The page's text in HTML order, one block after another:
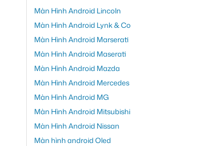
Màn Hình Android Lincoln
Màn Hình Android Lynk & Co
Màn Hình Android Marserati
Màn Hình Android Maserati
Màn Hình Android Mazda
Màn Hình Android Mercedes
Màn Hình Android MG
Màn Hình Android Mitsubishi
Màn Hình Android Nissan
Màn hình android Oled